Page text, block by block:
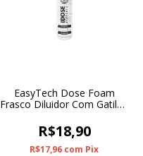
EasyTech Dose Foam
Frasco Diluidor Com Gatilho
R$18,90
R$17,96 com Pix